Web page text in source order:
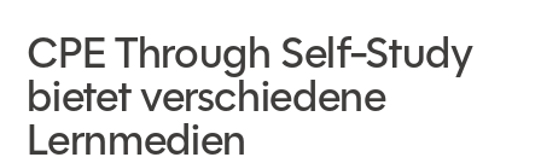
CPE Through Self-Study
bietet verschiedene
Lernmedien